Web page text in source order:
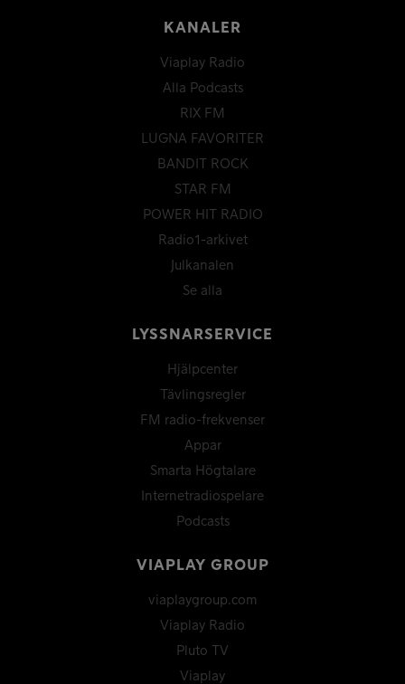
KANALER
Viaplay Radio
Alla Podcasts
RIX FM
LUGNA FAVORITER
BANDIT ROCK
STAR FM
POWER HIT RADIO
Radio1-arkivet
Julkanalen
Se alla
LYSSNARSERVICE
Hjälpcenter
Tävlingsregler
FM radio-frekvenser
Appar
Smarta Högtalare
Internetradiospelare
Podcasts
VIAPLAY GROUP
viaplaygroup.com
Viaplay Radio
Pluto TV
Viaplay